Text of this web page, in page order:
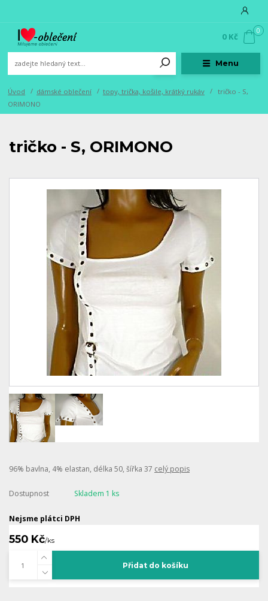
Menu
0
0 Kč
Úvod dámské oblečení topy, trička, košile, krátký rukáv
tričko - S,
ORIMONO
tričko - S, ORIMONO
96% bavlna, 4% elastan, délka 50, šířka 37 celý popis
Dostupnost Skladem 1 ks
Nejsme plátci DPH
550 Kč/ks
Přidat do košíku